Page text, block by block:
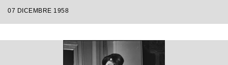
regia di Margherita Walmann
07 DICEMBRE 1958